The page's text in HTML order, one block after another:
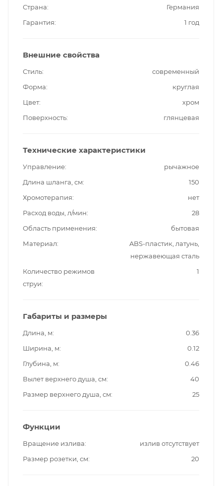
Страна
Германия
Гарантия
1 год
Внешние свойства
Стиль
современный
Форма
круглая
Цвет
хром
Поверхность
глянцевая
Технические характеристики
Управление
рычажное
Длина шланга, см
150
Хромотерапия
нет
Расход воды, л/мин
28
Область применения
бытовая
Материал
ABS-пластик, латунь,
нержавеющая сталь
Количество режимов
струи
1
Габариты и размеры
Длина, м
0.36
Ширина, м
0.12
Глубина, м
0.46
Вылет верхнего душа, см
40
Размер верхнего душа, см
25
Функции
Вращение излива
излив отсутствует
Размер розетки, см
20